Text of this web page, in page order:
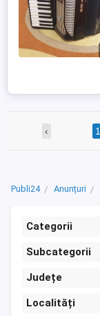
‹ 1
Publi24 Anunțuri
Categorii
Subcategorii
Județe
Localități